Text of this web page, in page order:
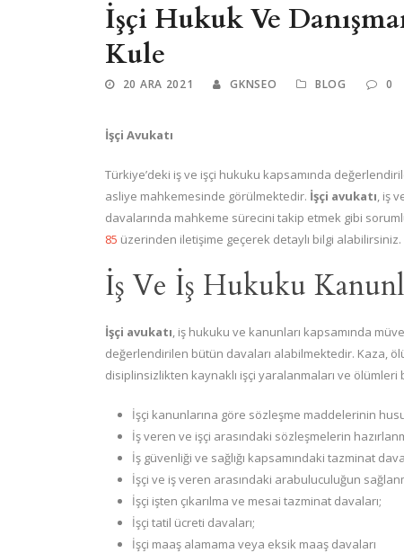
İşçi Hukuk Ve
Kule
20 ARA 2021 GKNSEO BLOG 0
İşçi Avukatı
Türkiye’deki iş ve işçi hukuku kapsamında
asliye mahkemesinde görülmektedir. İşçi avukatı, iş
davalarında mahkeme sürecini takip etmek gibi
85 üzerinden iletişime geçerek detaylı bilgi alabilirsiniz.
İş Ve İş Hukuku
İşçi avukatı, iş hukuku ve kanunları kapsamında
değerlendirilen bütün davaları alabilmektedir. Kaza,
disiplinsizlikten kaynaklı işçi yaralanmaları ve ölümleri
İşçi kanunlarına göre sözleşme maddelerinin
İş veren ve işçi arasındaki sözleşmelerin
İş güvenliği ve sağlığı kapsamındaki tazminat
İşçi ve iş veren arasındaki arabuluculuğun
İşçi işten çıkarılma ve mesai tazminat davaları;
İşçi tatil ücreti davaları;
İşçi maaş alamama veya eksik maaş davaları